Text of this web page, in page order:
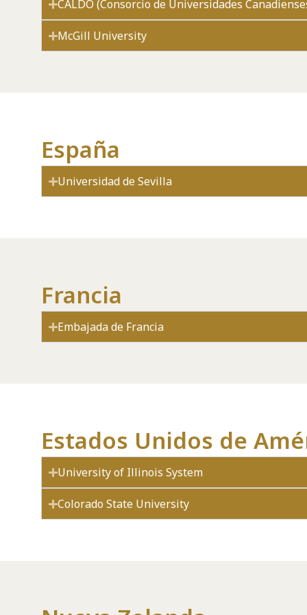
CALDO (Consorcio de Universidades
McGill University
España
Universidad de Sevilla
Francia
Embajada de Francia
Estados Unidos de
University of Illinois System
Colorado State University